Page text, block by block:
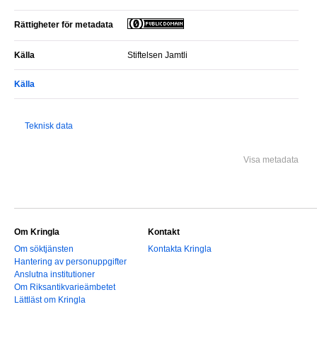
Rättigheter för metadata
Källa Stiftelsen Jamtli
Källa
Teknisk data
Visa metadata
Om Kringla
Om söktjänsten
Hantering av personuppgifter
Anslutna institutioner
Om Riksantikvarieämbetet
Lättläst om Kringla
Kontakt
Kontakta Kringla